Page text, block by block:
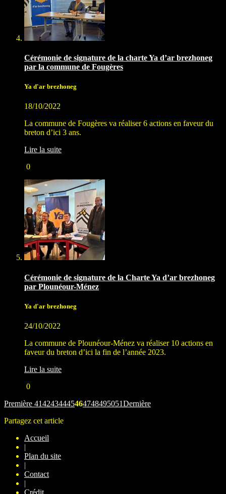
Cérémonie de signature de la charte Ya d’ar brezhoneg
par la commune de Fougères
Ya d'ar brezhoneg
18/10/2022
La commune de Fougères va réaliser 6 actions en faveur du
breton d’ici 3 ans.
Lire la suite
0
Cérémonie de signature de la Charte Ya d’ar brezhoneg
par Plounéour-Ménez
Ya d'ar brezhoneg
24/10/2022
La commune de Plounéour-Ménez va réaliser 10 actions en
faveur du breton d’ici la fin de l’année 2023.
Lire la suite
0
Première 4142434445464748495051Dernière
Partagez cet article
Accueil
|
Plan du site
|
Contact
|
Crédit